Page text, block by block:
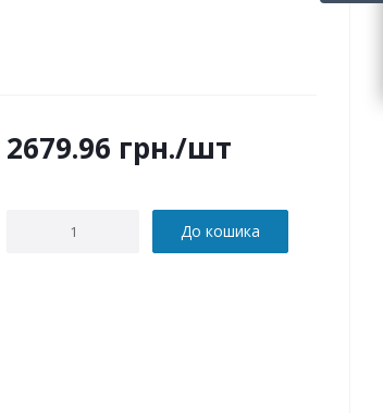
2679.96 грн./шт
До кошика